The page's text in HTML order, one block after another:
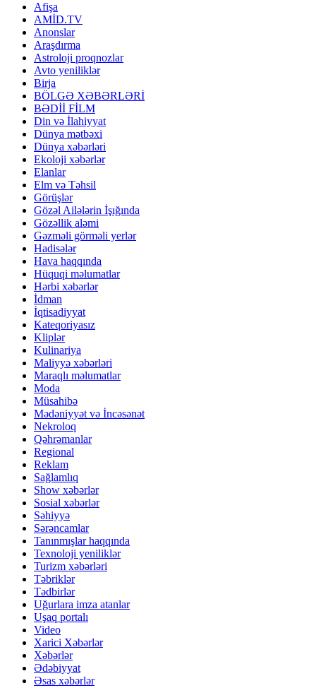
Afişa
AMİD.TV
Anonslar
Araşdırma
Astroloji proqnozlar
Avto yeniliklər
Birja
BÖLGƏ XƏBƏRLƏRİ
BƏDİİ FİLM
Din və İlahiyyat
Dünya mətbəxi
Dünya xəbərləri
Ekoloji xəbərlər
Elanlar
Elm və Təhsil
Görüşlər
Gözəl Ailələrin İşığında
Gözəllik aləmi
Gəzməli görməli yerlər
Hadisələr
Hava haqqında
Hüquqi məlumatlar
Hərbi xəbərlər
İdman
İqtisadiyyat
Kateqoriyasız
Kliplər
Kulinariya
Maliyyə xəbərləri
Maraqlı məlumatlar
Moda
Müsahibə
Mədəniyyət və İncəsənət
Nekroloq
Qəhrəmanlar
Regional
Reklam
Sağlamlıq
Show xəbərlər
Sosial xəbərlər
Səhiyyə
Sərəncamlar
Tanınmışlar haqqında
Texnoloji yeniliklər
Turizm xəbərləri
Təbriklər
Tədbirlər
Uğurlara imza atanlar
Uşaq portalı
Video
Xarici Xəbərlər
Xəbərlər
Ədəbiyyat
Əsas xəbərlər